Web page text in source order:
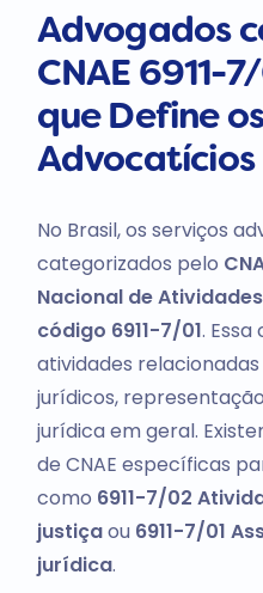
Advogados
CNAE 6911-
que Define
Advocatícios
No Brasil, os serviços
categorizados pelo
Nacional de
código 6911-7/01.
atividades
jurídicos,
jurídica em geral.
de CNAE específicas
como 6911-7/02
justiçaou 6911-7/01
jurídica.